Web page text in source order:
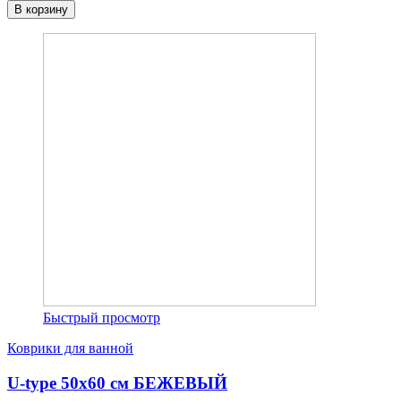
В корзину
Быстрый просмотр
Коврики для ванной
U-type 50х60 см БЕЖЕВЫЙ